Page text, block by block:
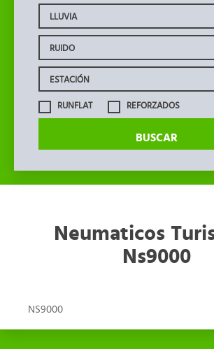
RUNFLAT REFORZADOS
BUSCAR
Neumaticos
Ns9000
NS9000